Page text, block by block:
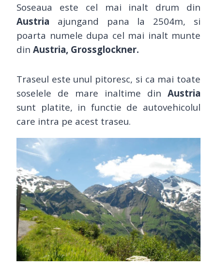
Soseaua este cel mai inalt drum din
Austria ajungand pana la 2504m, si
poarta numele dupa cel mai inalt munte
din Austria, Grossglockner.
Traseul este unul pitoresc, si ca mai toate
soselele de mare inaltime din Austria
sunt platite, in functie de autovehicolul
care intra pe acest traseu.